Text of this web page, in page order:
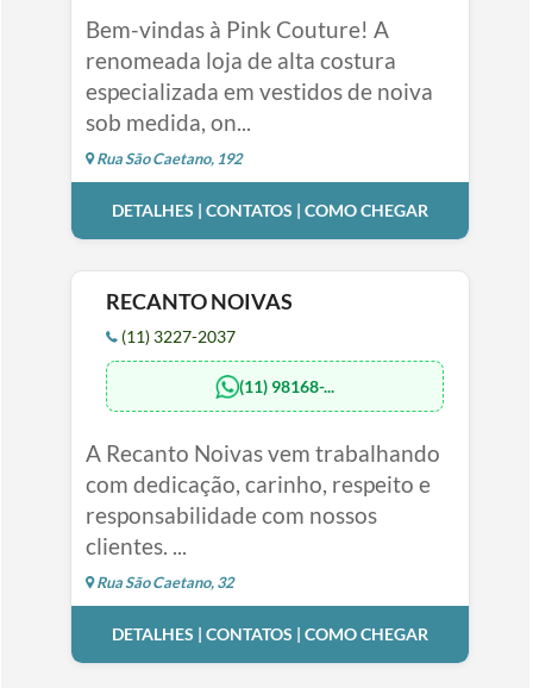
Bem-vindas à Pink Couture! A
renomeada loja de alta costura
especializada em vestidos de noiva
sob medida, on...
Rua São Caetano, 192
DETALHES | CONTATOS | COMO CHEGAR
RECANTO NOIVAS
(11) 3227-2037
(11) 98168-...
A Recanto Noivas vem trabalhando
com dedicação, carinho, respeito e
responsabilidade com nossos
clientes. ...
Rua São Caetano, 32
DETALHES | CONTATOS | COMO CHEGAR